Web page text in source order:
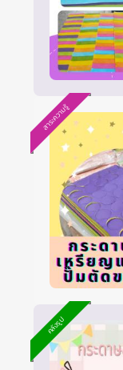
สาระความรู้
คลังรูป